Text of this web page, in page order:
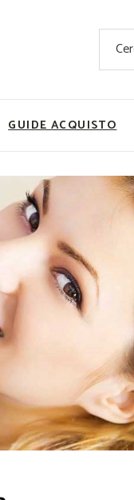
Cerca
GUIDE ACQUISTO
Ricette Facili
Ricette Primi
Ricette Dolci
Ricette Carne
Ricette
Ricette Pizze e
Ricette
Ricette Piatti
Ricette Pesce
Video Ricette
Ricette per